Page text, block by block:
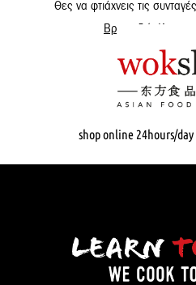
Θες να φτιάχνεις τις
Βρες εδώ όλα μας
shop online 24hours/